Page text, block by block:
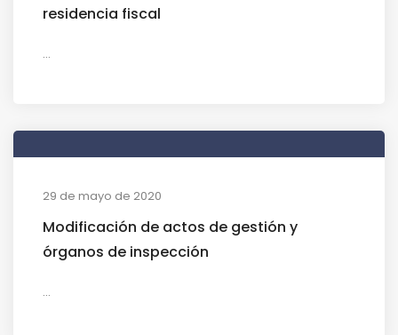
residencia fiscal
...
29 de mayo de 2020
Modificación de actos de gestión y
órganos de inspección
...